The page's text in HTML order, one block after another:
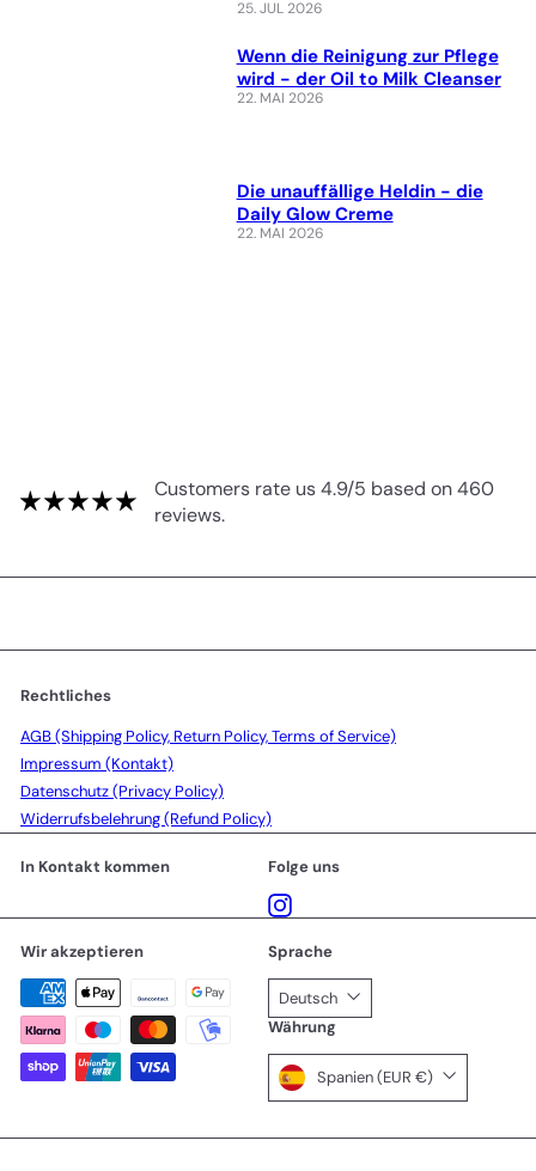
25. JUL 2026
Wenn die Reinigung zur Pflege
wird - der Oil to Milk Cleanser
22. MAI 2026
Die unauffällige Heldin - die
Daily Glow Creme
22. MAI 2026
Customers rate us 4.9/5 based on 460
reviews.
Rechtliches
AGB (Shipping Policy, Return Policy, Terms of Service)
Impressum (Kontakt)
Datenschutz (Privacy Policy)
Widerrufsbelehrung (Refund Policy)
In Kontakt kommen
Folge uns
Instagram
Wir akzeptieren Sprache
Deutsch
Währung
Spanien (EUR €)